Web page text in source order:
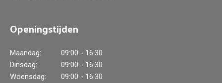
Openingstijden
Maandag:
09:00 - 16:30
Dinsdag:
09:00 - 16:30
Woensdag:
09:00 - 16:30